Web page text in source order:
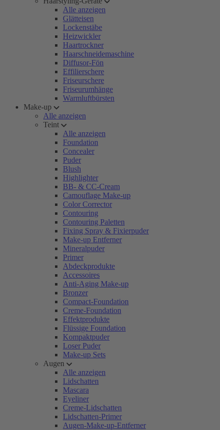
Alle anzeigen
Glätteisen
Lockenstäbe
Heizwickler
Haartrockner
Haarschneidemaschine
Diffusor-Fön
Effilierschere
Friseurschere
Friseurumhänge
Warmluftbürsten
Make-up
Alle anzeigen
Teint
Alle anzeigen
Foundation
Concealer
Puder
Blush
Highlighter
BB- & CC-Cream
Camouflage Make-up
Color Corrector
Contouring
Contouring Paletten
Fixing Spray & Fixierpuder
Make-up Entferner
Mineralpuder
Primer
Abdeckprodukte
Accessoires
Anti-Aging Make-up
Bronzer
Compact-Foundation
Creme-Foundation
Effektprodukte
Flüssige Foundation
Kompaktpuder
Loser Puder
Make-up Sets
Augen
Alle anzeigen
Lidschatten
Mascara
Eyeliner
Creme-Lidschatten
Lidschatten-Primer
Augen-Make-up-Entferner